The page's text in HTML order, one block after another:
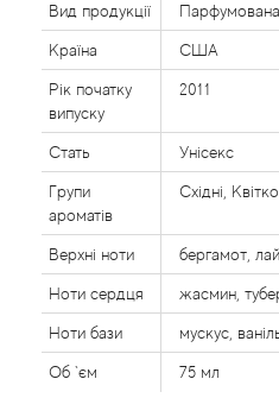
Вид продукції
Країна США
Рік початку
випуску
2011
Стать Унісекс
Групи
ароматів
Східні,
Верхні ноти бергамот,
Ноти сердця жасмин,
Ноти бази мускус,
Об `єм 75 мл
Al Haramain
Al Jazeera
Alaia Paris
Alexander McQueen
Alexandre Barthet
Alexandre J
Alfred Dunhill